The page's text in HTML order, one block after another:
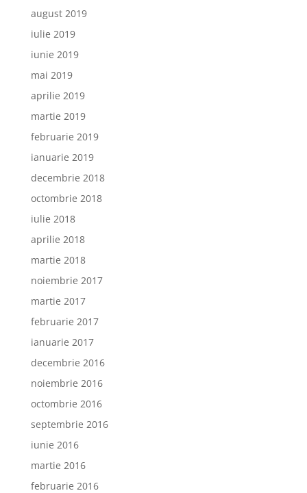
august 2019
iulie 2019
iunie 2019
mai 2019
aprilie 2019
martie 2019
februarie 2019
ianuarie 2019
decembrie 2018
octombrie 2018
iulie 2018
aprilie 2018
martie 2018
noiembrie 2017
martie 2017
februarie 2017
ianuarie 2017
decembrie 2016
noiembrie 2016
octombrie 2016
septembrie 2016
iunie 2016
martie 2016
februarie 2016